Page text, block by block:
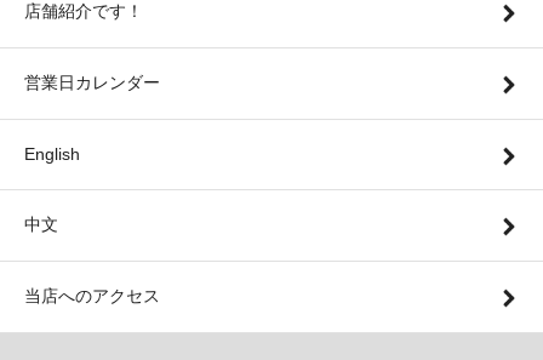
店舗紹介です！
営業日カレンダー
English
中文
当店へのアクセス